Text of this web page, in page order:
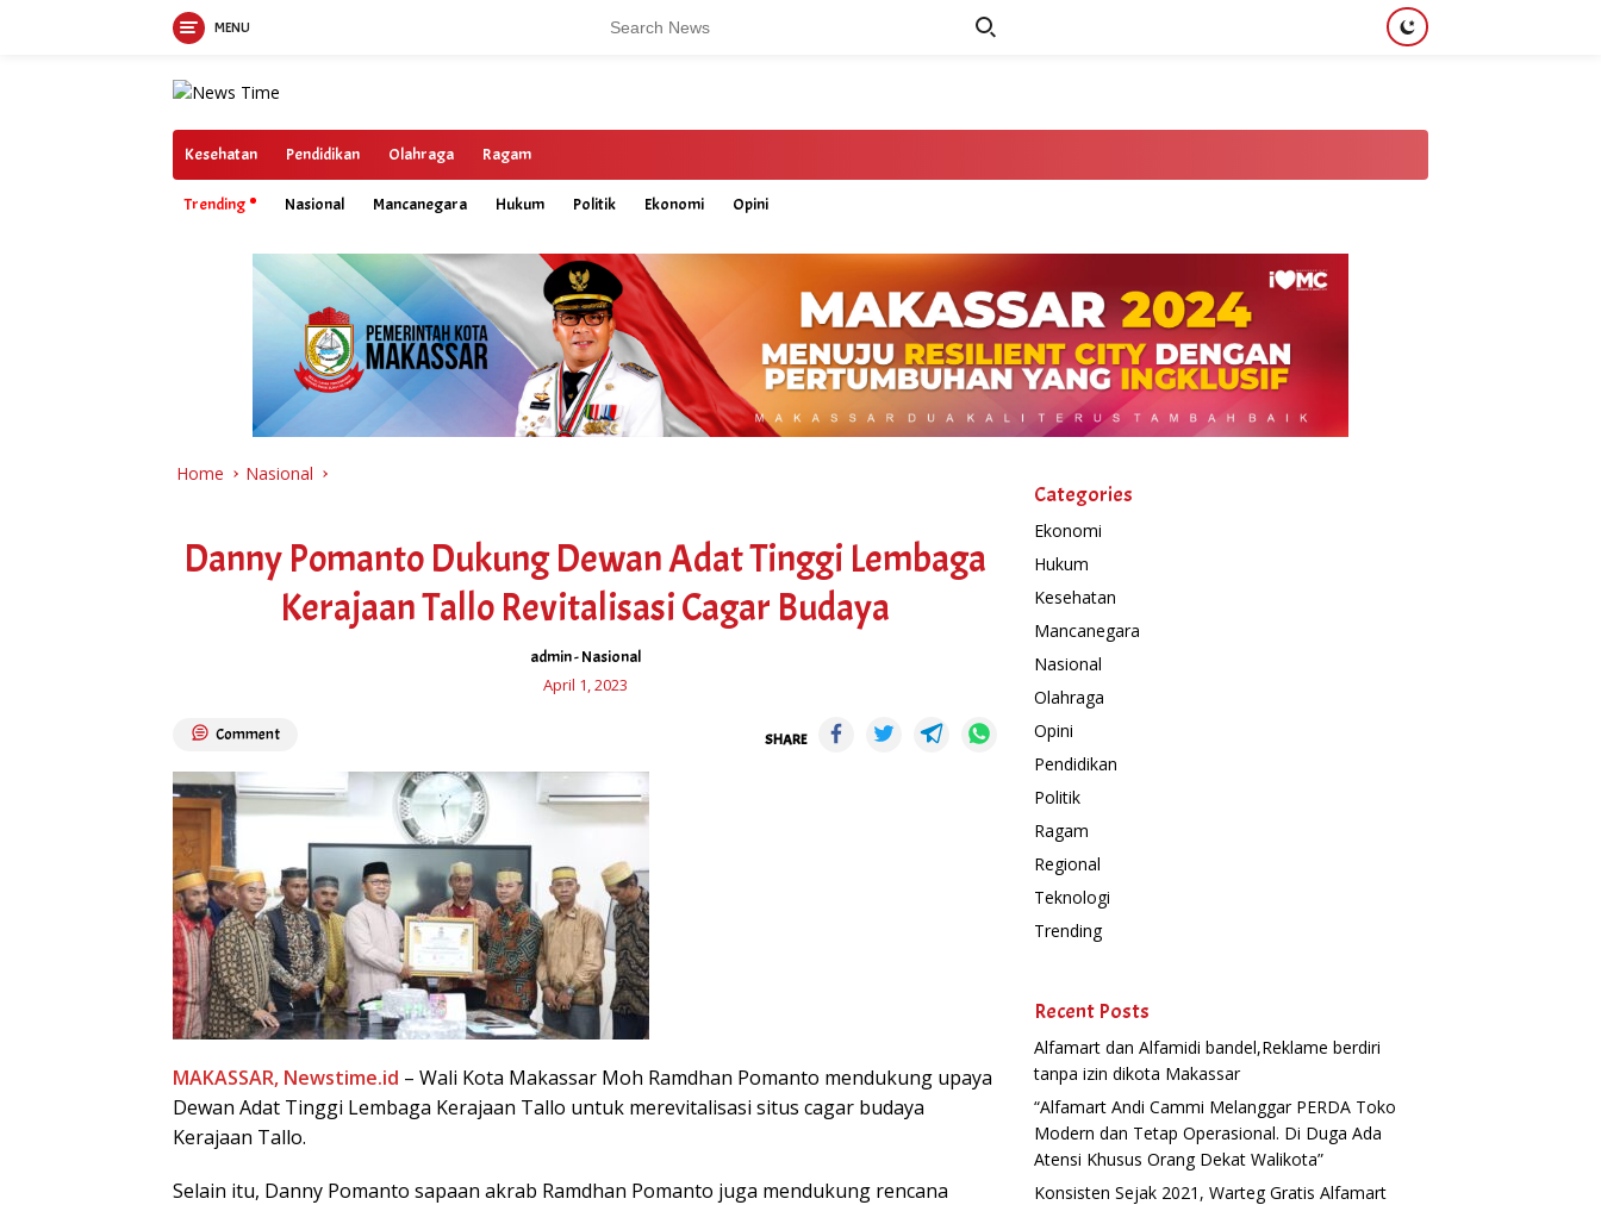
MENU
Kesehatan Pendidikan Olahraga Ragam
Trending Nasional Mancanegara Hukum Politik Ekonomi Opini
Home Nasional
Danny Pomanto Dukung Dewan Adat Tinggi Lembaga
Kerajaan Tallo Revitalisasi Cagar Budaya
admin-Nasional
April 1, 2023
Comment SHARE
MAKASSAR, Newstime.id – Wali Kota Makassar Moh Ramdhan Pomanto mendukung upaya
Dewan Adat Tinggi Lembaga Kerajaan Tallo untuk merevitalisasi situs cagar budaya
Kerajaan Tallo.
Selain itu, Danny Pomanto sapaan akrab Ramdhan Pomanto juga mendukung rencana
Categories
Ekonomi
Hukum
Kesehatan
Mancanegara
Nasional
Olahraga
Opini
Pendidikan
Politik
Ragam
Regional
Teknologi
Trending
Recent Posts
Alfamart dan Alfamidi bandel,Reklame berdiri
tanpa izin dikota Makassar
“Alfamart Andi Cammi Melanggar PERDA Toko
Modern dan Tetap Operasional. Di Duga Ada
Atensi Khusus Orang Dekat Walikota”
Konsisten Sejak 2021, Warteg Gratis Alfamart